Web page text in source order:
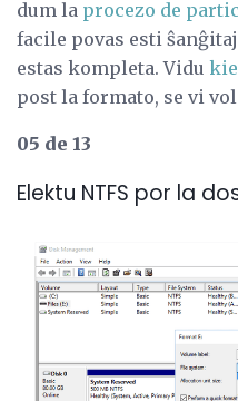
dum la procezo de
facile povas esti
estas kompleta. Vidu
post la formato, se vi
05 de 13
Elektu NTFS por la